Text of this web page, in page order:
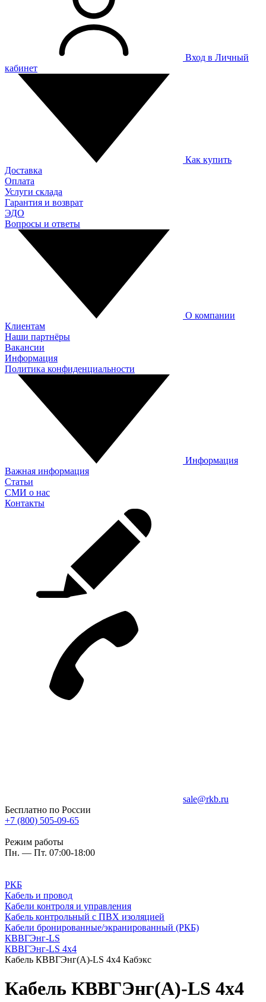
Вход в Личный
кабинет
Как купить
Доставка
Оплата
Услуги склада
Гарантия и возврат
ЭДО
Вопросы и ответы
О компании
Клиентам
Наши партнёры
Вакансии
Информация
Политика конфиденциальности
Информация
Важная информация
Статьи
СМИ о нас
Контакты
sale@rkb.ru
Бесплатно по России
+7 (800) 505-09-65
Режим работы
Пн. — Пт. 07:00-18:00
РКБ
Кабель и провод
Кабели контроля и управления
Кабель контрольный с ПВХ изоляцией
Кабели бронированные/экранированный (РКБ)
КВВГЭнг-LS
КВВГЭнг-LS 4х4
Кабель КВВГЭнг(А)-LS 4х4 Кабэкс
Кабель КВВГЭнг(А)-LS 4х4